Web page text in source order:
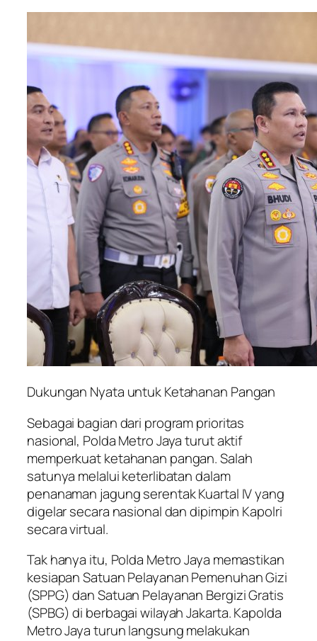
Dukungan Nyata untuk Ketahanan Pangan
Sebagai bagian dari program prioritas
nasional, Polda Metro Jaya turut aktif
memperkuat ketahanan pangan. Salah
satunya melalui keterlibatan dalam
penanaman jagung serentak Kuartal IV yang
digelar secara nasional dan dipimpin Kapolri
secara virtual.
Tak hanya itu, Polda Metro Jaya memastikan
kesiapan Satuan Pelayanan Pemenuhan Gizi
(SPPG) dan Satuan Pelayanan Bergizi Gratis
(SPBG) di berbagai wilayah Jakarta. Kapolda
Metro Jaya turun langsung melakukan